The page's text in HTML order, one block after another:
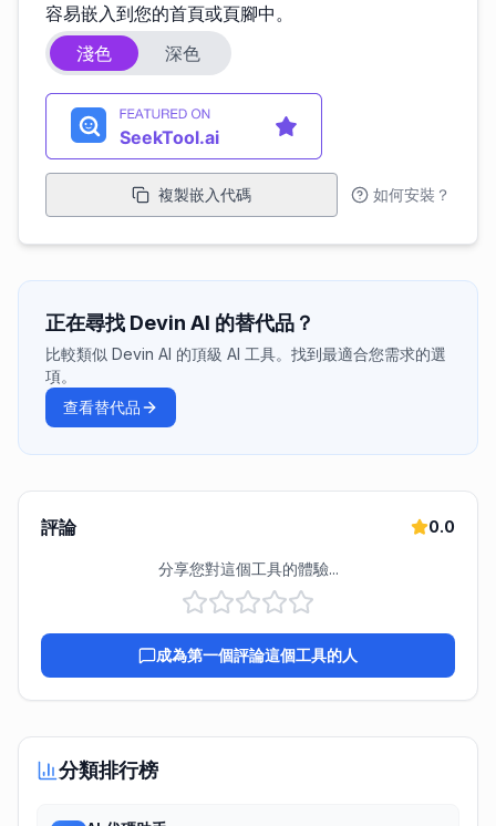
容易嵌入到您的首頁或頁腳中。
淺色
深色
複製嵌入代碼 如何安裝？
正在尋找 Devin AI 的替代品？
比較類似 Devin AI 的頂級 AI 工具。找到最適合您需求的選
項。
查看替代品
評論 0.0
分享您對這個工具的體驗...
成為第一個評論這個工具的人
分類排行榜